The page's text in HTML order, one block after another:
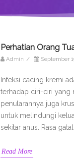
Perhatian Orang
Admin / September
Infeksi cacing kremi
terhadap ciri-ciri yang
penularannya juga
untuk melindungi
sekitar anus. Rasa gatal
Read More